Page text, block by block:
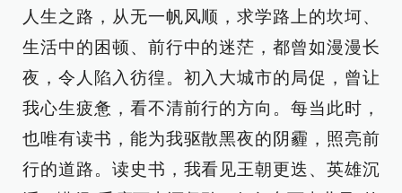
人生之路，从无一帆风顺，求学路上的坎坷、
生活中的困顿、前行中的迷茫，都曾如漫漫长
夜，令人陷入彷徨。初入大城市的局促，曾让
我心生疲惫，看不清前行的方向。每当此时，
也唯有读书，能为我驱散黑夜的阴霾，照亮前
行的道路。读史书，我看见王朝更迭、英雄沉